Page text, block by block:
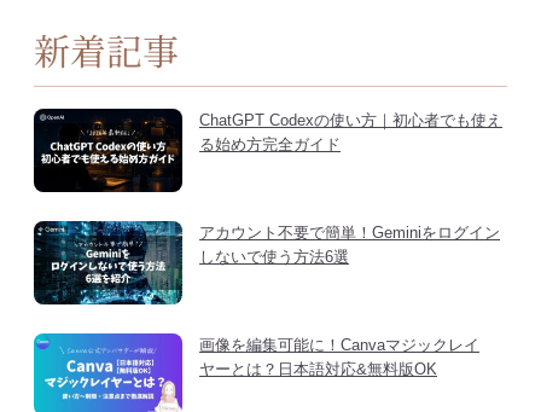
新着記事
ChatGPT Codexの使い方｜初心者でも使え
る始め方完全ガイド
アカウント不要で簡単！Geminiをログイン
しないで使う方法6選
画像を編集可能に！Canvaマジックレイ
ヤーとは？日本語対応&無料版OK